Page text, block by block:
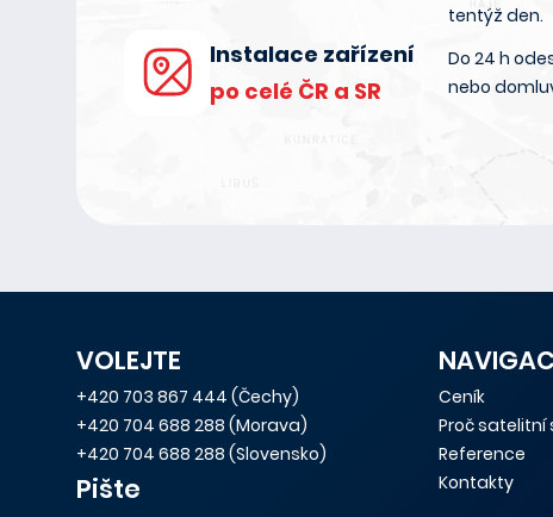
tentýž den.
Instalace zařízení
po celé ČR a SR
Do 24 h
nebo
VOLEJTE
+420 703 867 444 (Čechy)
+420 704 688 288 (Morava)
+420 704 688 288 (Slovensko)
Pište
Ceník
Proč satelitní
Reference
Kontakty